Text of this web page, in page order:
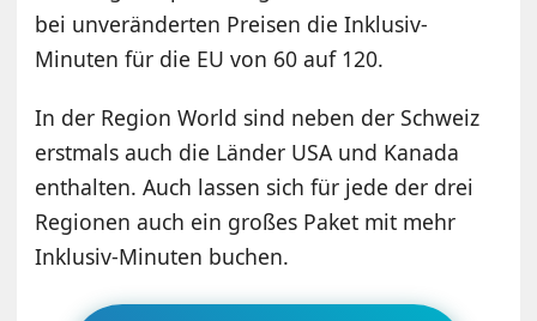
bei unveränderten Preisen die Inklusiv-
Minuten für die EU von 60 auf 120.
In der Region World sind neben der Schweiz
erstmals auch die Länder USA und Kanada
enthalten. Auch lassen sich für jede der drei
Regionen auch ein großes Paket mit mehr
Inklusiv-Minuten buchen.